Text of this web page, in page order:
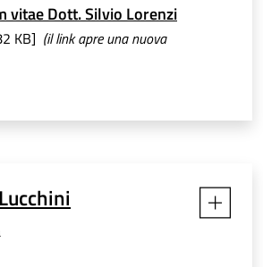
vitae Dott. Silvio Lorenzi
KB] (il link apre una nuova